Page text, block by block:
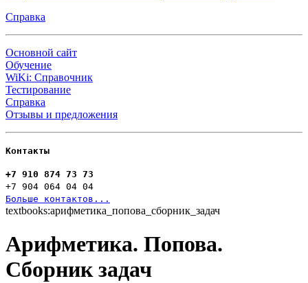
Справка
Основной сайт
Обучение
WiKi: Справочник
Тестирование
Справка
Отзывы и предложения
Контакты
+7 910 874 73 73
+7 904 064 04 04
Больше контактов...
textbooks:арифметика_попова_сборник_задач
Арифметика. Попова.
Сборник задач